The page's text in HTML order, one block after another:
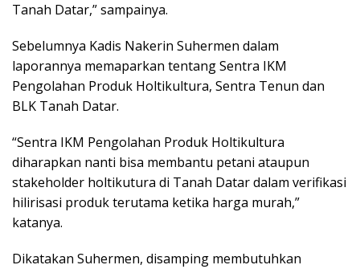
Tanah Datar,” sampainya.
Sebelumnya Kadis Nakerin Suhermen dalam
laporannya memaparkan tentang Sentra IKM
Pengolahan Produk Holtikultura, Sentra Tenun dan
BLK Tanah Datar.
“Sentra IKM Pengolahan Produk Holtikultura
diharapkan nanti bisa membantu petani ataupun
stakeholder holtikutura di Tanah Datar dalam verifikasi
hilirisasi produk terutama ketika harga murah,”
katanya.
Dikatakan Suhermen, disamping membutuhkan